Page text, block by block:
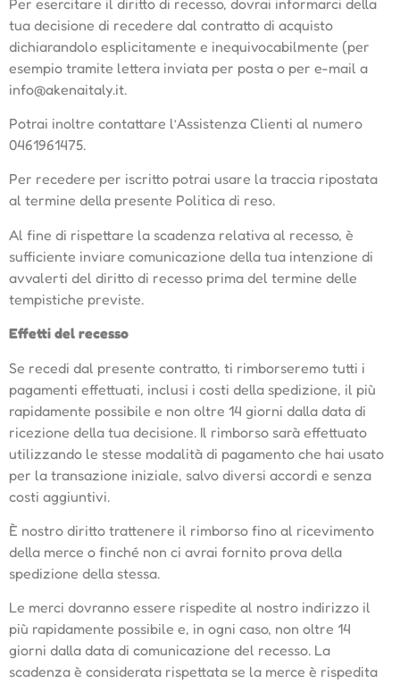
tua decisione di recedere dal contratto di acquisto
dichiarandolo esplicitamente e inequivocabilmente (per
esempio tramite lettera inviata per posta o per e-mail a
info@akenaitaly.it.
Potrai inoltre contattare l’Assistenza Clienti al numero
0461961475.
Per recedere per iscritto potrai usare la traccia ripostata
al termine della presente Politica di reso.
Al fine di rispettare la scadenza relativa al recesso, è
sufficiente inviare comunicazione della tua intenzione di
avvalerti del diritto di recesso prima del termine delle
tempistiche previste.
Effetti del recesso
Se recedi dal presente contratto, ti rimborseremo tutti i
pagamenti effettuati, inclusi i costi della spedizione, il più
rapidamente possibile e non oltre 14 giorni dalla data di
ricezione della tua decisione. Il rimborso sarà effettuato
utilizzando le stesse modalità di pagamento che hai usato
per la transazione iniziale, salvo diversi accordi e senza
costi aggiuntivi.
È nostro diritto trattenere il rimborso fino al ricevimento
della merce o finché non ci avrai fornito prova della
spedizione della stessa.
Le merci dovranno essere rispedite al nostro indirizzo il
più rapidamente possibile e, in ogni caso, non oltre 14
giorni dalla data di comunicazione del recesso. La
scadenza è considerata rispettata se la merce è rispedita